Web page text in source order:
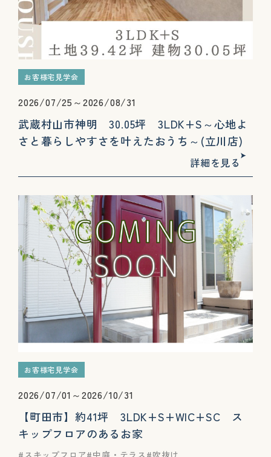
お客様宅見学会
2026/07/25～2026/08/31
武蔵村山市神明 30.05坪 3LDK+S～心地よ
さと暮らしやすさを叶えたおうち～(立川店)
詳細を見る
お客様宅見学会
2026/07/01～2026/10/31
【町田市】約41坪 3LDK+S+WIC+SC ス
キップフロアのあるお家
スキップフロア 中庭・テラス
吹抜け